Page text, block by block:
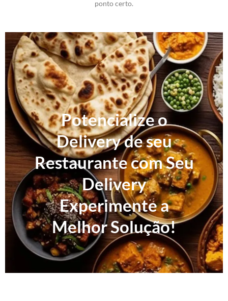
ponto certo.
Potencialize o
Delivery de seu
Restaurante com Seu
Delivery
Experimente a
Melhor Solução!